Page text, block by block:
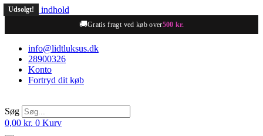
Videre til indhold
🚚Gratis fragt ved køb over500 kr.
info@lidtluksus.dk
28900326
Konto
Fortryd dit køb
Søg
0,00 kr. 0 Kurv
Udsolgt!